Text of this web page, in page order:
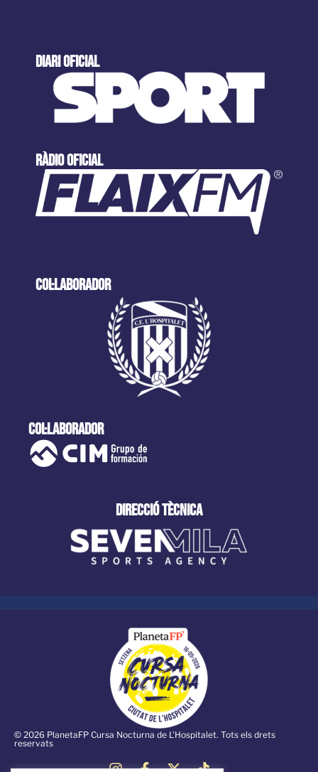
DIARI OFICIAL
ràdio oficial
col·laborador
col·laborador
direcció tècnica
© 2026 PlanetaFP Cursa Nocturna de L'Hospitalet. Tots els drets
reservats